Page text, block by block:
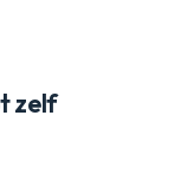
zelf